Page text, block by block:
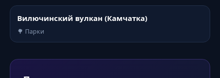
Вилючинский вулкан (Камчатка)
🌳 Парки